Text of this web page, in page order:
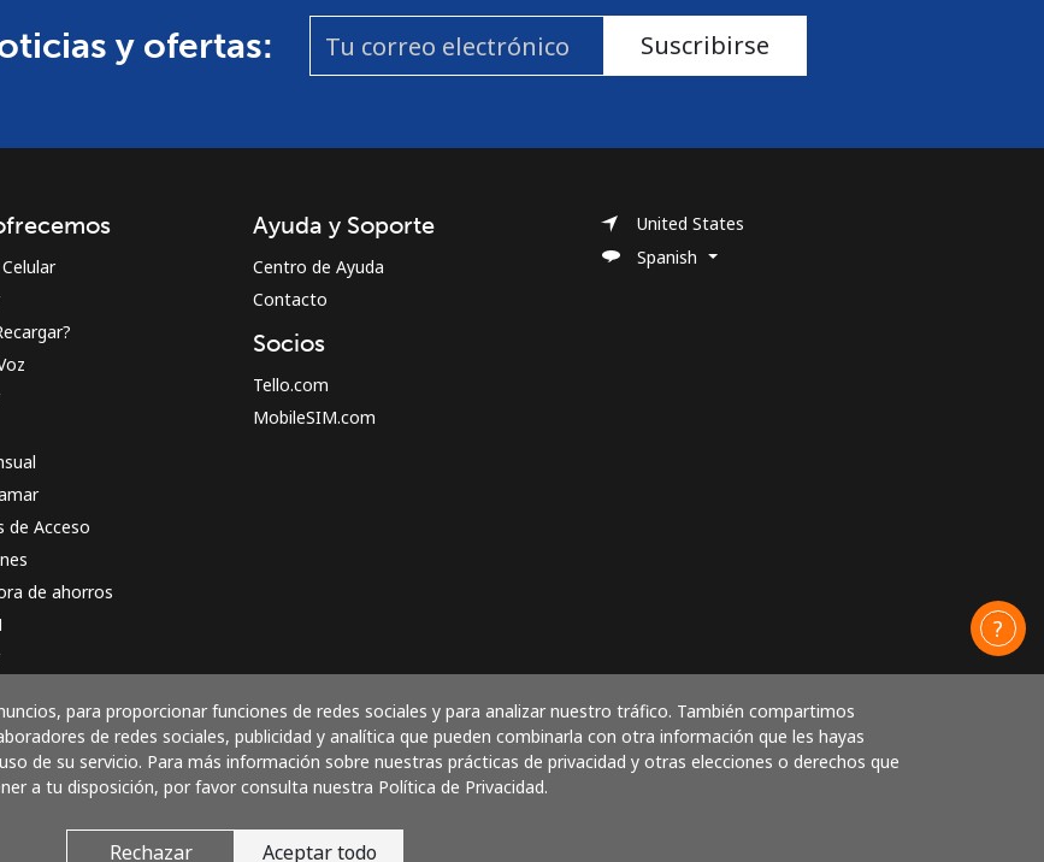
y ofertas: Suscribirse
para proporcionar funciones de redes sociales y para analizar nuestro tráfico. También compartimos
de redes sociales, publicidad y analítica que pueden combinarla con otra información que les hayas
de su servicio. Para más información sobre nuestras prácticas de privacidad y otras elecciones o derechos que
a tu disposición, por favor consulta nuestra Política de Privacidad.
Rechazar Aceptar todo
de Acceso
de ahorros
Ayuda y Soporte
Centro de Ayuda
Contacto
Socios
Tello.com
MobileSIM.com
United States
Spanish